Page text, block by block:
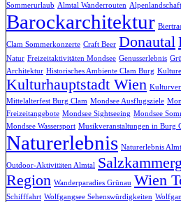
Sommerurlaub Almtal Wanderrouten
Barockarchitektur
Clam Sommerkonzerte Craft Beer Donautal
Natur Freizeitaktivitäten Mondsee Genusserlebnis
Architektur Historisches Ambiente Clam Burg
Kulturhauptstadt Wien
Mittelalterfest Burg Clam Mondsee Ausflugsziele
Freizeitangebote Mondsee Sightseeing Mondsee
Mondsee Wassersport Musikveranstaltungen in Burg
Naturerlebnis Naturerlebnis
Outdoor-Aktivitäten Almtal
Region Wanderparadies Grünau Wien
Schifffahrt Wolfgangsee Sehenswürdigkeiten